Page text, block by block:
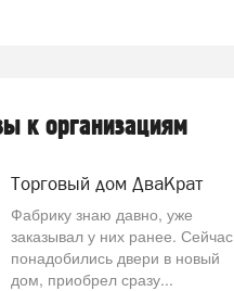
к организациям
Торговый дом ДваКрат
Фабрику знаю давно, уже
заказывал у них ранее. Сейчас
понадобились двери в новый
дом, приобрел сразу...